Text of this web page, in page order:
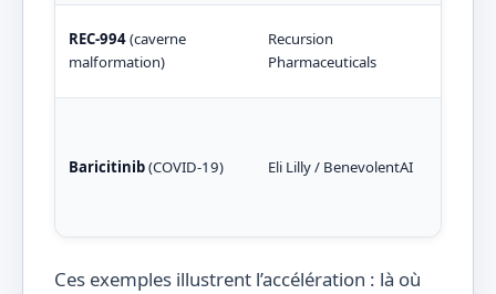
REC-994(caverne
malformation)
Recursion
Pharmaceuticals
Baricitinib(COVID-19) Eli Lilly / BenevolentAI
Ces exemples illustrent l’accélération : là où